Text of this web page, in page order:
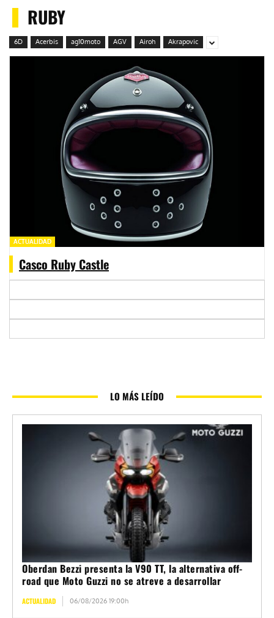
RUBY
6D Acerbis ag10moto AGV Airoh Akrapovic
ACTUALIDAD
Casco Ruby Castle
LO MÁS LEÍDO
Oberdan Bezzi presenta la V90 TT, la alternativa off-
road que Moto Guzzi no se atreve a desarrollar
ACTUALIDAD 06/08/2026 19:00h